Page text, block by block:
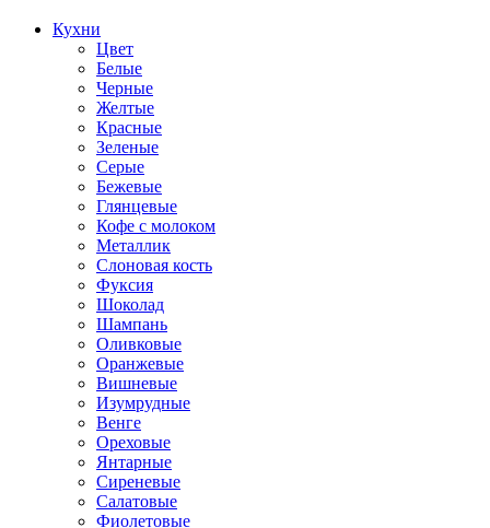
Кухни
Цвет
Белые
Черные
Желтые
Красные
Зеленые
Серые
Бежевые
Глянцевые
Кофе с молоком
Металлик
Слоновая кость
Фуксия
Шоколад
Шампань
Оливковые
Оранжевые
Вишневые
Изумрудные
Венге
Ореховые
Янтарные
Сиреневые
Салатовые
Фиолетовые